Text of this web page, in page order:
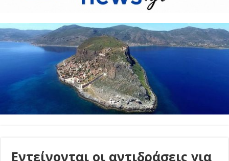
Εντείνονται οι αντιδράσεις για